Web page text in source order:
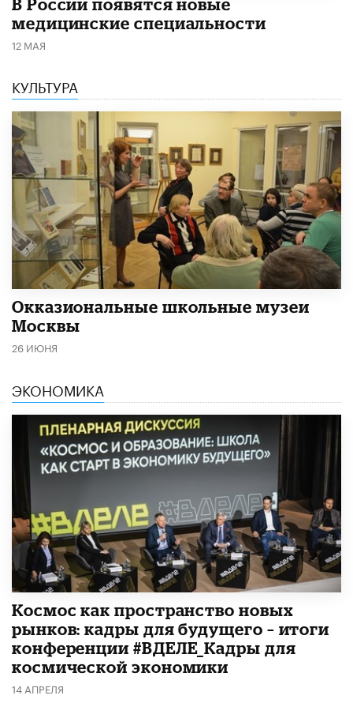
медицинские специальности
12 МАЯ
КУЛЬТУРА
​Окказиональные школьные музеи
Москвы
26 ИЮНЯ
ЭКОНОМИКА
Космос как пространство новых
рынков: кадры для будущего – итоги
конференции #ВДЕЛЕ_Кадры для
космической экономики
14 АПРЕЛЯ